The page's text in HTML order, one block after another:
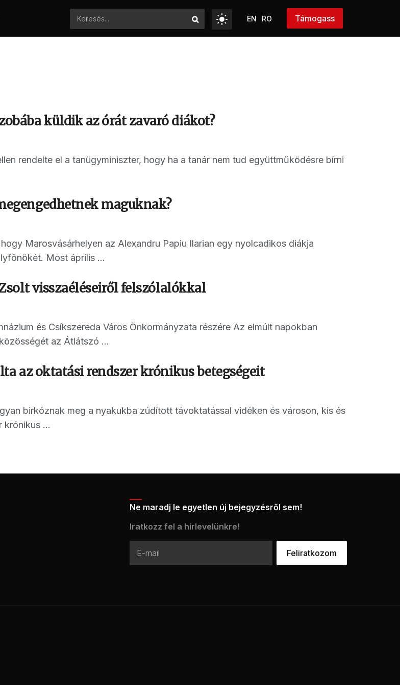
EN RO Támogass
küldik az órát zavaró diákot?
rendelte el a tanügyminiszter, hogy ha a tanár nem tud együttműködésre bírni
maguknak?
Marosvásárhelyen az Alexandru Papiu Ilarian egy nyolcadikos diákja
Most április ...
visszaéléseiről felszólalókkal
és Csíkszereda Város Önkormányzata részére Az elmúlt napokban
az Átlátszó ...
az oktatási rendszer krónikus betegségeit
birkóznak meg a nyakukba zúdított távoktatással vidéken és városon, kis és
krónikus ...
Ne maradj le egyetlen új bejegyzésről sem!
Iratkozz fel a hírlevelünkre!